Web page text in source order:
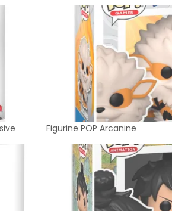
Figurine POP Arcanine